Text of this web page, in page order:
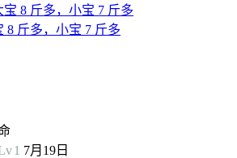
8 斤多，小宝 7 斤多
1 7月19日